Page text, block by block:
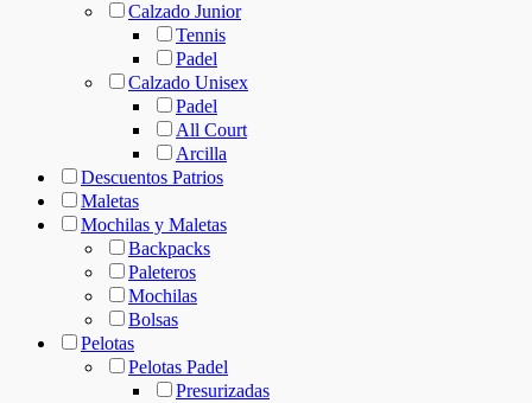
Calzado Junior
Tennis
Padel
Calzado Unisex
Padel
All Court
Arcilla
Descuentos Patrios
Maletas
Mochilas y Maletas
Backpacks
Paleteros
Mochilas
Bolsas
Pelotas
Pelotas Padel
Presurizadas